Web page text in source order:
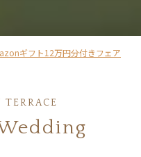
ギフト12万円分付きフェア